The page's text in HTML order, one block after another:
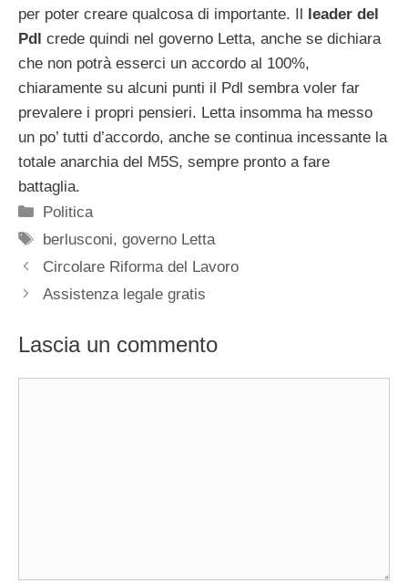
per poter creare qualcosa di importante. Il
leader del
Pdl
crede quindi nel governo Letta, anche se dichiara
che non potrà esserci un accordo al 100%,
chiaramente su alcuni punti il Pdl sembra voler far
prevalere i propri pensieri. Letta insomma ha messo
un po’ tutti d’accordo, anche se continua incessante la
totale anarchia del M5S, sempre pronto a fare
battaglia.
Categorie
Politica
Tag
berlusconi,governo Letta
Circolare Riforma del Lavoro
Assistenza legale gratis
Lascia un commento